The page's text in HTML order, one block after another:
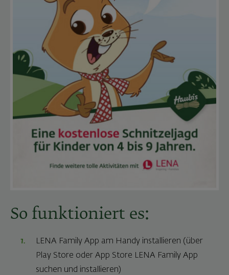
So funktioniert es:
LENA Family App am Handy installieren (über
Play Store oder App Store LENA Family App
suchen und installieren)